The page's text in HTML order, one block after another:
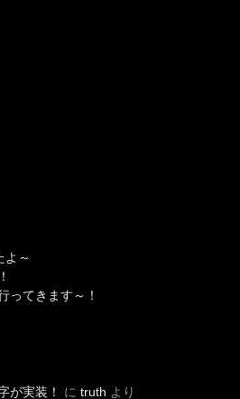
よ～
ってきます～！
が実装！ に truth より